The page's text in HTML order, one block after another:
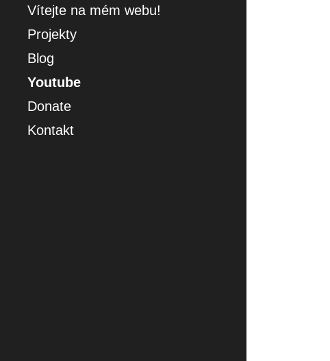
Vítejte na mém webu!
Projekty
Blog
Youtube
Donate
Kontakt